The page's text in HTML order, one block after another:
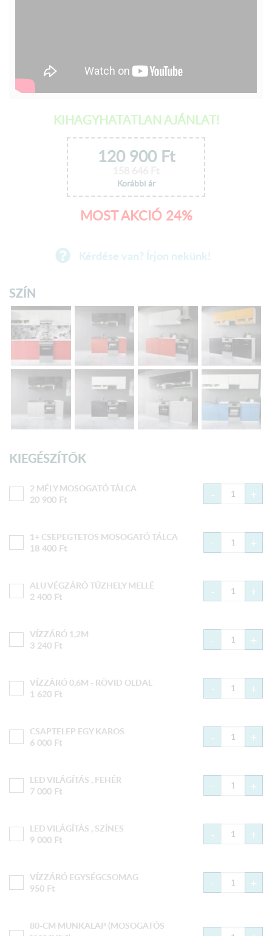
KIHAGYHATATLAN AJÁNLAT!
120 900Ft
Korábbi ár
MOST AKCIÓ 24%
Kérdése van? Írjon nekünk!
SZÍN
KIEGÉSZÍTŐK
2 MÉLY MOSOGATÓ TÁLCA
20 900 Ft - +
1+ CSEPEGTETŐS MOSOGATÓ TÁLCA
18 400 Ft - +
ALU VÉGZÁRÓ TŰZHELY MELLÉ
2 400 Ft - +
VÍZZÁRÓ 1,2M
3 240 Ft - +
VÍZZÁRÓ 0,6M - RÖVID OLDAL
1 620 Ft - +
CSAPTELEP EGY KAROS
6 000 Ft - +
LED VILÁGÍTÁS , FEHÉR
7 000 Ft - +
LED VILÁGÍTÁS , SZÍNES
9 000 Ft - +
VÍZZÁRÓ EGYSÉGCSOMAG
950 Ft - +
80-CM MUNKALAP (MOSOGATÓS